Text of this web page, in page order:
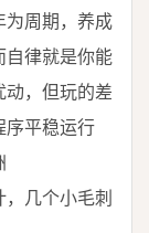
为周期，养成
自律就是你能
，但玩的差
序平稳运行
几个小毛刺